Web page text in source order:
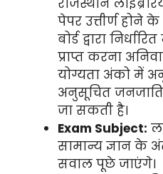
पेपर उत्तीर्ण होने
बोर्ड द्वारा
प्राप्त करना
योग्यता अंको में
अनुसूचित
जा सकती है।
Exam Subject:
सामान्य ज्ञान के
सवाल पूछे जाएंगे।